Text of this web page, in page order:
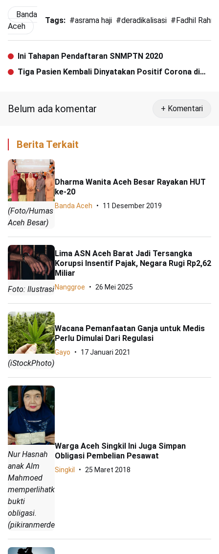
Banda
Aceh
Tags: #asrama haji #deradikalisasi # Fadhil Rahmi
Ini Tahapan Pendaftaran SNMPTN 2020
Tiga Pasien Kembali Dinyatakan Positif Corona di
Belum ada komentar + Komentari
Berita Terkait
(Foto/Humas
Aceh Besar)
Dharma Wanita Aceh Besar Rayakan HUT
ke-20
Banda Aceh 11 Desember 2019
Foto: Ilustrasi
Lima ASN Aceh Barat Jadi Tersangka
Korupsi Insentif Pajak, Negara Rugi Rp2,62
Miliar
Nanggroe 26 Mei 2025
(iStockPhoto)
Wacana Pemanfaatan Ganja untuk Medis
Perlu Dimulai Dari Regulasi
Gayo 17 Januari 2021
Nur Hasnah
anak Alm
Mahmoed
memperlihatkan
bukti
obligasi.
(pikiranmerdeka.co/IST)
Warga Aceh Singkil Ini Juga Simpan
Obligasi Pembelian Pesawat
Singkil 25 Maret 2018